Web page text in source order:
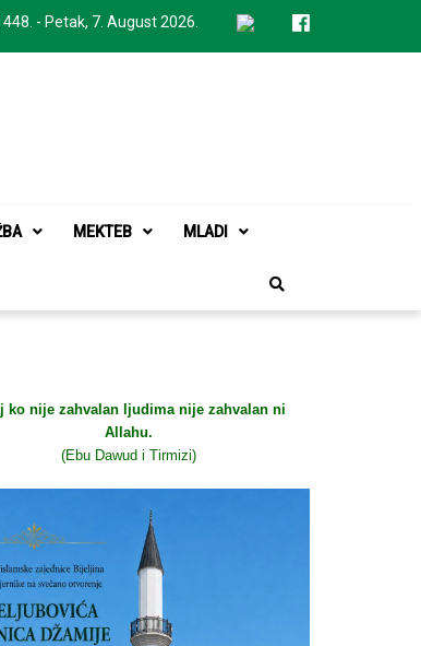
- Petak, 7. August 2026.
MEKTEB MLADI
ko nije zahvalan ljudima nije zahvalan ni
Allahu.
(Ebu Dawud i Tirmizi)